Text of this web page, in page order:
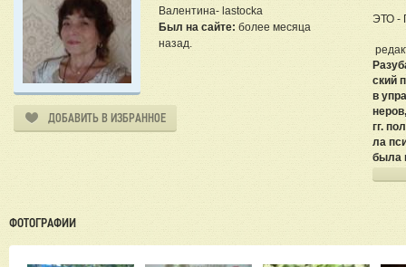
Валентина- lastocka
Был на сайте: более месяца
назад.
ДОБАВИТЬ В ИЗБРАННОЕ
ЭТО -
ский
в
гг.
ла
была
ФОТОГРАФИИ